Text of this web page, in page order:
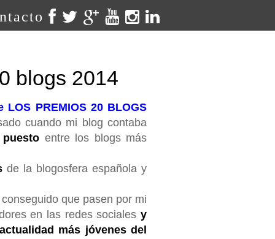
blogs 2014
PREMIOS 20 BLOGS
cuando mi blog contaba
puesto entre los blogs más
de la blogosfera española y
que pasen por mi
en las redes sociales y
más jóvenes del